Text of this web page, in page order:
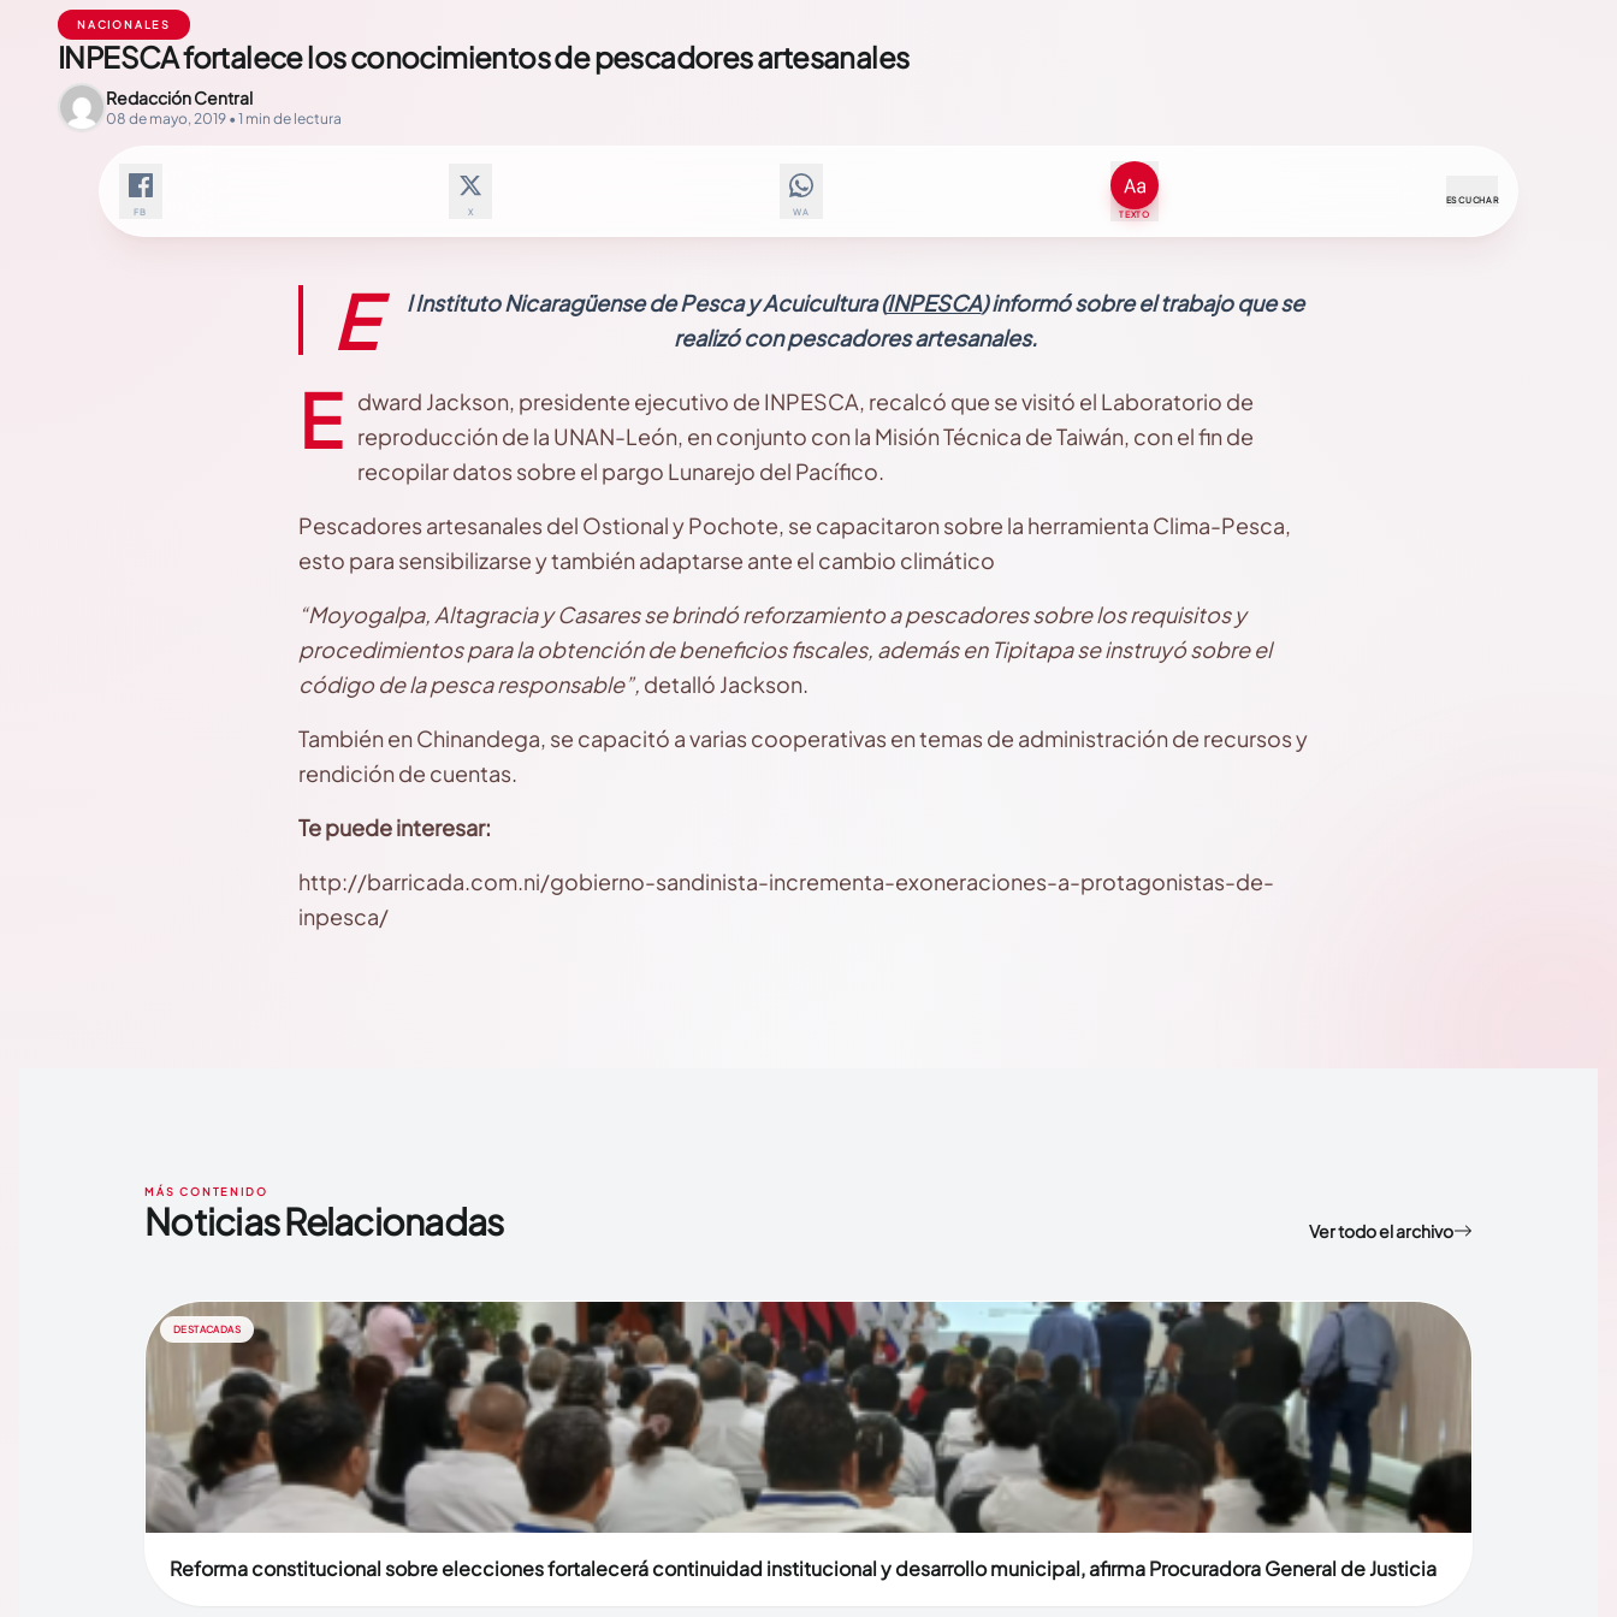
NACIONALES
INPESCA fortalece los conocimientos de pescadores artesanales
Redacción Central
08 de mayo, 2019 • 1 min de lectura
FB X WA TEXTO
ESCUCHAR
E l Instituto Nicaragüense de Pesca y Acuicultura (INPESCA) informó sobre el trabajo que se
realizó con pescadores artesanales.
E dward Jackson, presidente ejecutivo de INPESCA, recalcó que se visitó el Laboratorio de
reproducción de la UNAN-León, en conjunto con la Misión Técnica de Taiwán, con el fin de
recopilar datos sobre el pargo Lunarejo del Pacífico.
Pescadores artesanales del Ostional y Pochote, se capacitaron sobre la herramienta Clima-Pesca,
esto para sensibilizarse y también adaptarse ante el cambio climático
“Moyogalpa, Altagracia y Casares se brindó reforzamiento a pescadores sobre los requisitos y
procedimientos para la obtención de beneficios fiscales, además en Tipitapa se instruyó sobre el
código de la pesca responsable”, detalló Jackson.
También en Chinandega, se capacitó a varias cooperativas en temas de administración de recursos y
rendición de cuentas.
Te puede interesar:
http://barricada.com.ni/gobierno-sandinista-incrementa-exoneraciones-a-protagonistas-de-
inpesca/
MÁS CONTENIDO
Noticias Relacionadas Ver todo el archivo
DESTACADAS
Reforma constitucional sobre elecciones fortalecerá continuidad institucional y desarrollo municipal, afirma Procuradora General de Justicia